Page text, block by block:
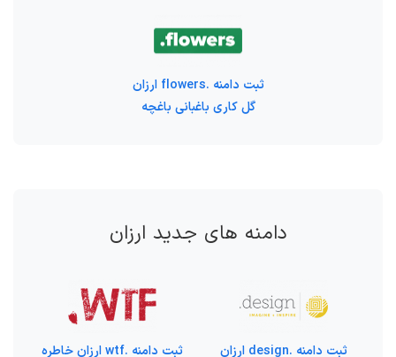
ثبت دامنه .flowers ارزان
گل کاری باغبانی باغچه
دامنه های جدید ارزان
ثبت دامنه .design ارزان
ثبت دامنه .wtf ارزان خاطره